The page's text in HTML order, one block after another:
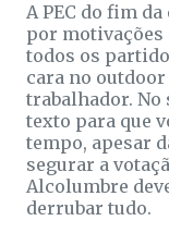
A PEC do fim
por motivações
todos os
cara no
trabalhador. No
texto para que
tempo, apesar
segurar a
Alcolumbre
derrubar tudo.